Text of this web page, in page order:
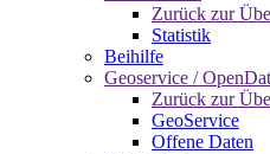
Zurück zur
Statistik
Beihilfe
Geoservice /
Zurück zur
GeoService
Offene Daten